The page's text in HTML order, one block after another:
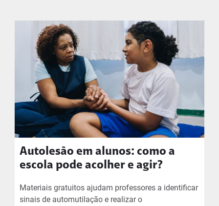
Autolesão em alunos: como a
escola pode acolher e agir?
Materiais gratuitos ajudam professores a identificar
sinais de automutilação e realizar o